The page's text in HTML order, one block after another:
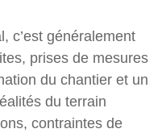
c’est généralement
prises de mesures
du chantier et un
du terrain
contraintes de